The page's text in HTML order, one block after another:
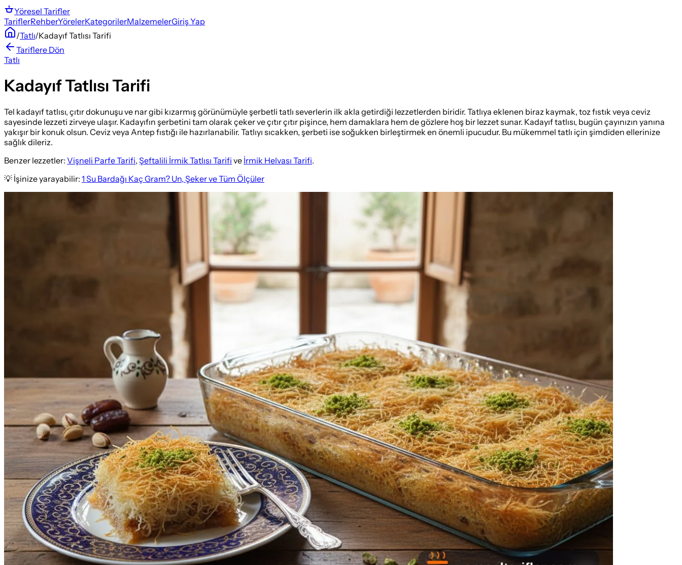
Yöresel Tarifler
TariflerRehberYörelerKategorilerMalzemelerGiriş Yap
/Tatlı/Kadayıf Tatlısı Tarifi
Tariflere Dön
Tatlı
Kadayıf Tatlısı Tarifi
Tel kadayıf tatlısı, çıtır dokunuşu ve nar gibi kızarmış görünümüyle şerbetli tatlı severlerin ilk akla getirdiği lezzetlerden biridir. Tatlıya eklenen biraz kaymak, toz fıstık veya ceviz
sayesinde lezzeti zirveye ulaşır. Kadayıfın şerbetini tam olarak çeker ve çıtır çıtır pişince, hem damaklara hem de gözlere hoş bir lezzet sunar. Kadayıf tatlısı, bugün çayınızın yanına
yakışır bir konuk olsun. Ceviz veya Antep fıstığı ile hazırlanabilir. Tatlıyı sıcakken, şerbeti ise soğukken birleştirmek en önemli ipucudur. Bu mükemmel tatlı için şimdiden ellerinize
sağlık dileriz.
Benzer lezzetler: Vişneli Parfe Tarifi, Şeftalili İrmik Tatlısı Tarifi ve İrmik Helvası Tarifi.
💡 İşinize yarayabilir: 1 Su Bardağı Kaç Gram? Un, Şeker ve Tüm Ölçüler